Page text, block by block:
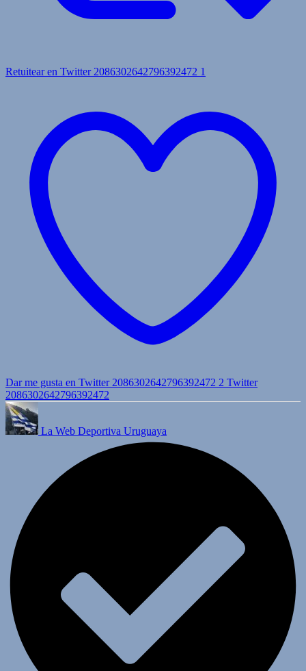
Retuitear en Twitter 2086302642796392472 1
Dar me gusta en Twitter 2086302642796392472 2 Twitter
2086302642796392472
La Web Deportiva Uruguaya